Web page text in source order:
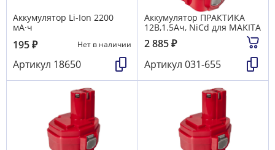
Аккумулятор Li-Ion 2200
мА·ч
195₽ Нет в наличии
Артикул 18650
Аккумулятор ПРАКТИКА
12B,1.5Aч, NiCd для MAKITA
2 885₽
Артикул 031-655